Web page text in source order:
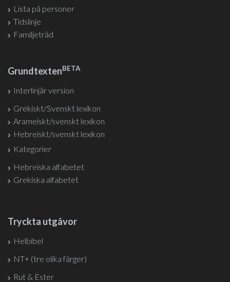
Lista på personer
Tidslinje
Familjeträd
GrundtextenBETA
Interlinjär version
Grekiskt/Svenskt lexikon
Arameiskt/svenskt lexikon
Hebreiskt/svenskt lexikon
Kategorier
Hebreiska alfabetet
Grekiska alfabetet
Tryckta utgåvor
Helbibel
NT+ (tre olika färger)
Rut & Ester